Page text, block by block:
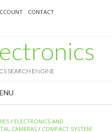
CONTACT
SEARCH ENGINE
/ ELECTRONICS AND
CAMERAS / COMPACT SYSTEM